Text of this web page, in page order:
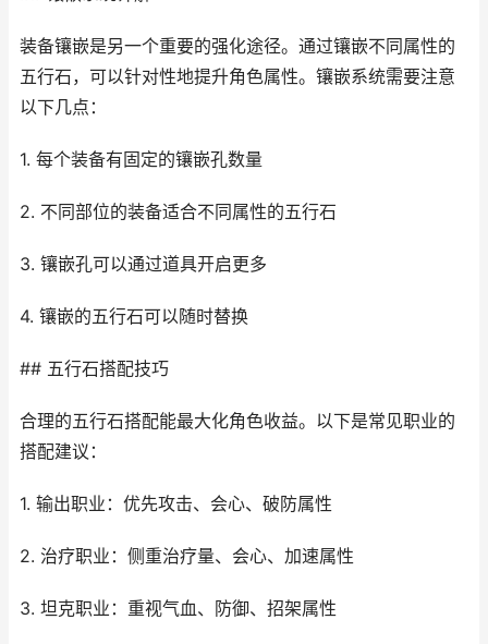
装备镶嵌是另一个重要的强化途径。通过镶嵌不同属性的
五行石，可以针对性地提升角色属性。镶嵌系统需要注意
以下几点：
1. 每个装备有固定的镶嵌孔数量
2. 不同部位的装备适合不同属性的五行石
3. 镶嵌孔可以通过道具开启更多
4. 镶嵌的五行石可以随时替换
## 五行石搭配技巧
合理的五行石搭配能最大化角色收益。以下是常见职业的
搭配建议：
1. 输出职业：优先攻击、会心、破防属性
2. 治疗职业：侧重治疗量、会心、加速属性
3. 坦克职业：重视气血、防御、招架属性